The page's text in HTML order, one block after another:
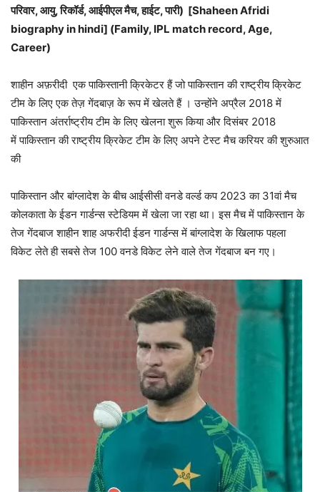
परिवार, आयु, रिकॉर्ड, आईपीएल मैच, हाईट, पारी) [Shaheen Afridi
biography in hindi] (Family, IPL match record, Age,
Career)
शाहीन अफ़रीदी एक पाकिस्तानी क्रिकेटर हैं जो पाकिस्तान की राष्ट्रीय क्रिकेट
टीम के लिए एक तेज़ गेंदबाज़ के रूप में खेलते हैं । उन्होंने अप्रैल 2018 में
पाकिस्तान अंतर्राष्ट्रीय टीम के लिए खेलना शुरू किया और दिसंबर 2018
में पाकिस्तान की राष्ट्रीय क्रिकेट टीम के लिए अपने टेस्ट मैच करियर की शुरुआत
की
पाकिस्तान और बांग्लादेश के बीच आईसीसी वनडे वर्ल्ड कप 2023 का 31वां मैच
कोलकाता के ईडन गार्डन्स स्टेडियम में खेला जा रहा था। इस मैच में पाकिस्तान के
तेज गेंदबाज शाहीन शाह अफरीदी ईडन गार्डन्स में बांग्लादेश के खिलाफ पहला
विकेट लेते ही सबसे तेज 100 वनडे विकेट लेने वाले तेज गेंदबाज बन गए।